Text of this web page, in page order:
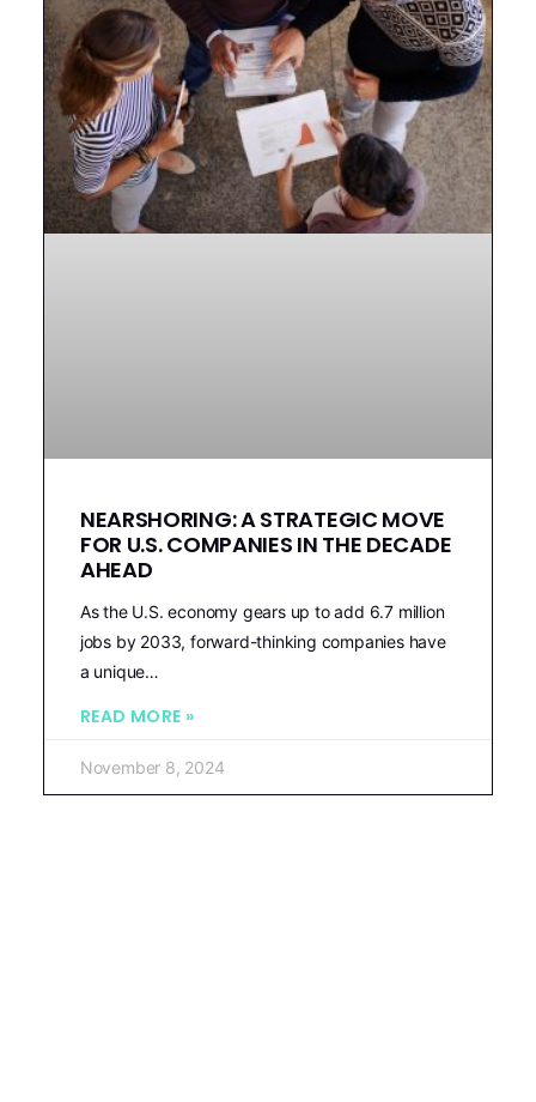
NEARSHORING: A STRATEGIC MOVE
FOR U.S. COMPANIES IN THE DECADE
AHEAD
As the U.S. economy gears up to add 6.7 million
jobs by 2033, forward-thinking companies have
a unique…
READ MORE »
November 8, 2024